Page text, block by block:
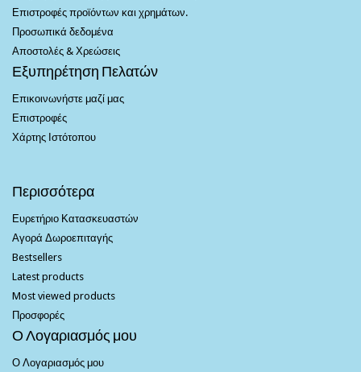
Επιστροφές προϊόντων και χρημάτων.
Προσωπικά δεδομένα
Αποστολές & Χρεώσεις
Εξυπηρέτηση Πελατών
Επικοινωνήστε μαζί μας
Επιστροφές
Χάρτης Ιστότοπου
Περισσότερα
Ευρετήριο Κατασκευαστών
Αγορά Δωροεπιταγής
Bestsellers
Latest products
Most viewed products
Προσφορές
Ο Λογαριασμός μου
Ο Λογαριασμός μου